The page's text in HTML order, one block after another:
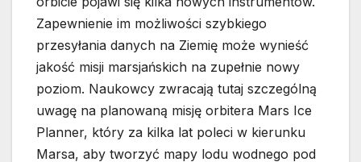
Zapewnienie im możliwości szybkiego
przesyłania danych na Ziemię może wynieść
jakość misji marsjańskich na zupełnie nowy
poziom. Naukowcy zwracają tutaj szczególną
uwagę na planowaną misję orbitera Mars Ice
Planner, który za kilka lat poleci w kierunku
Marsa, aby tworzyć mapy lodu wodnego pod